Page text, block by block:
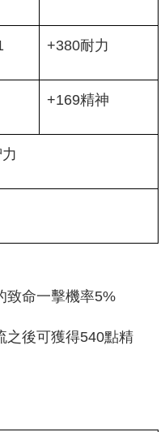
+380耐力
+169精神
致命一擊機率5%
之後可獲得540點精